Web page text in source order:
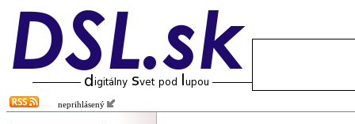
neprihlásený